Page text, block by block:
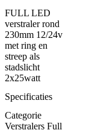
met
ring
en
streep
als
stadslicht
aantal
FULL LED
verstraler rond
230mm 12/24v
met ring en
streep als
stadslicht
2x25watt
Specificaties
Categorie
Verstralers Full